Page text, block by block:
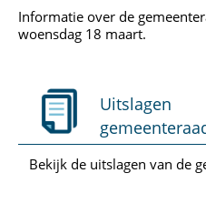
Informatie over de
woensdag 18 maart.
Uitslagen
Bekijk de uitslagen van de